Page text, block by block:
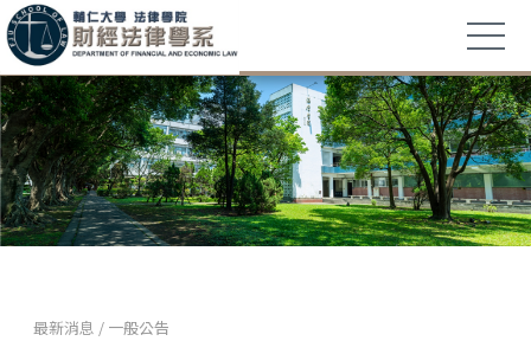
最新消息 / 一般公告